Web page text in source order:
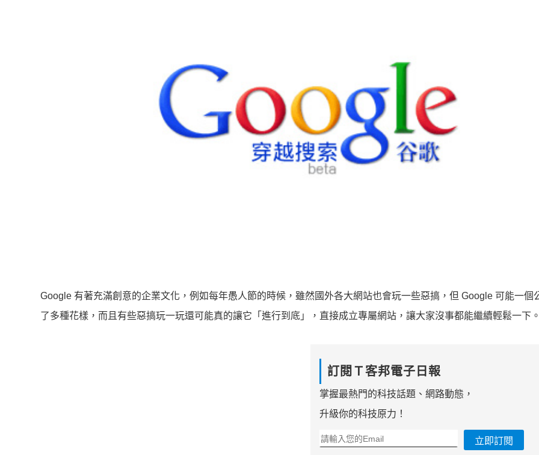
Google 有著充滿創意的企業文化，例如每年愚人節的時候，雖然國外各大網站也會玩一些惡搞，但 Google 可能一個
了多種花樣，而且有些惡搞玩一玩還可能真的讓它「進行到底」，直接成立專屬網站，讓大家沒事都能繼續輕鬆一下。
訂閱Ｔ客邦電子日報
掌握最熱門的科技話題、網路動態，
升級你的科技原力！
立即訂閱